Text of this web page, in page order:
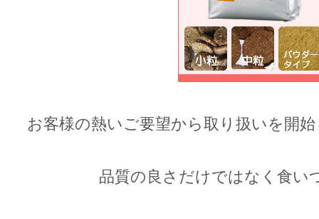
お客様の熱いご要望から取り扱いを開
品質の良さだけではなく食い